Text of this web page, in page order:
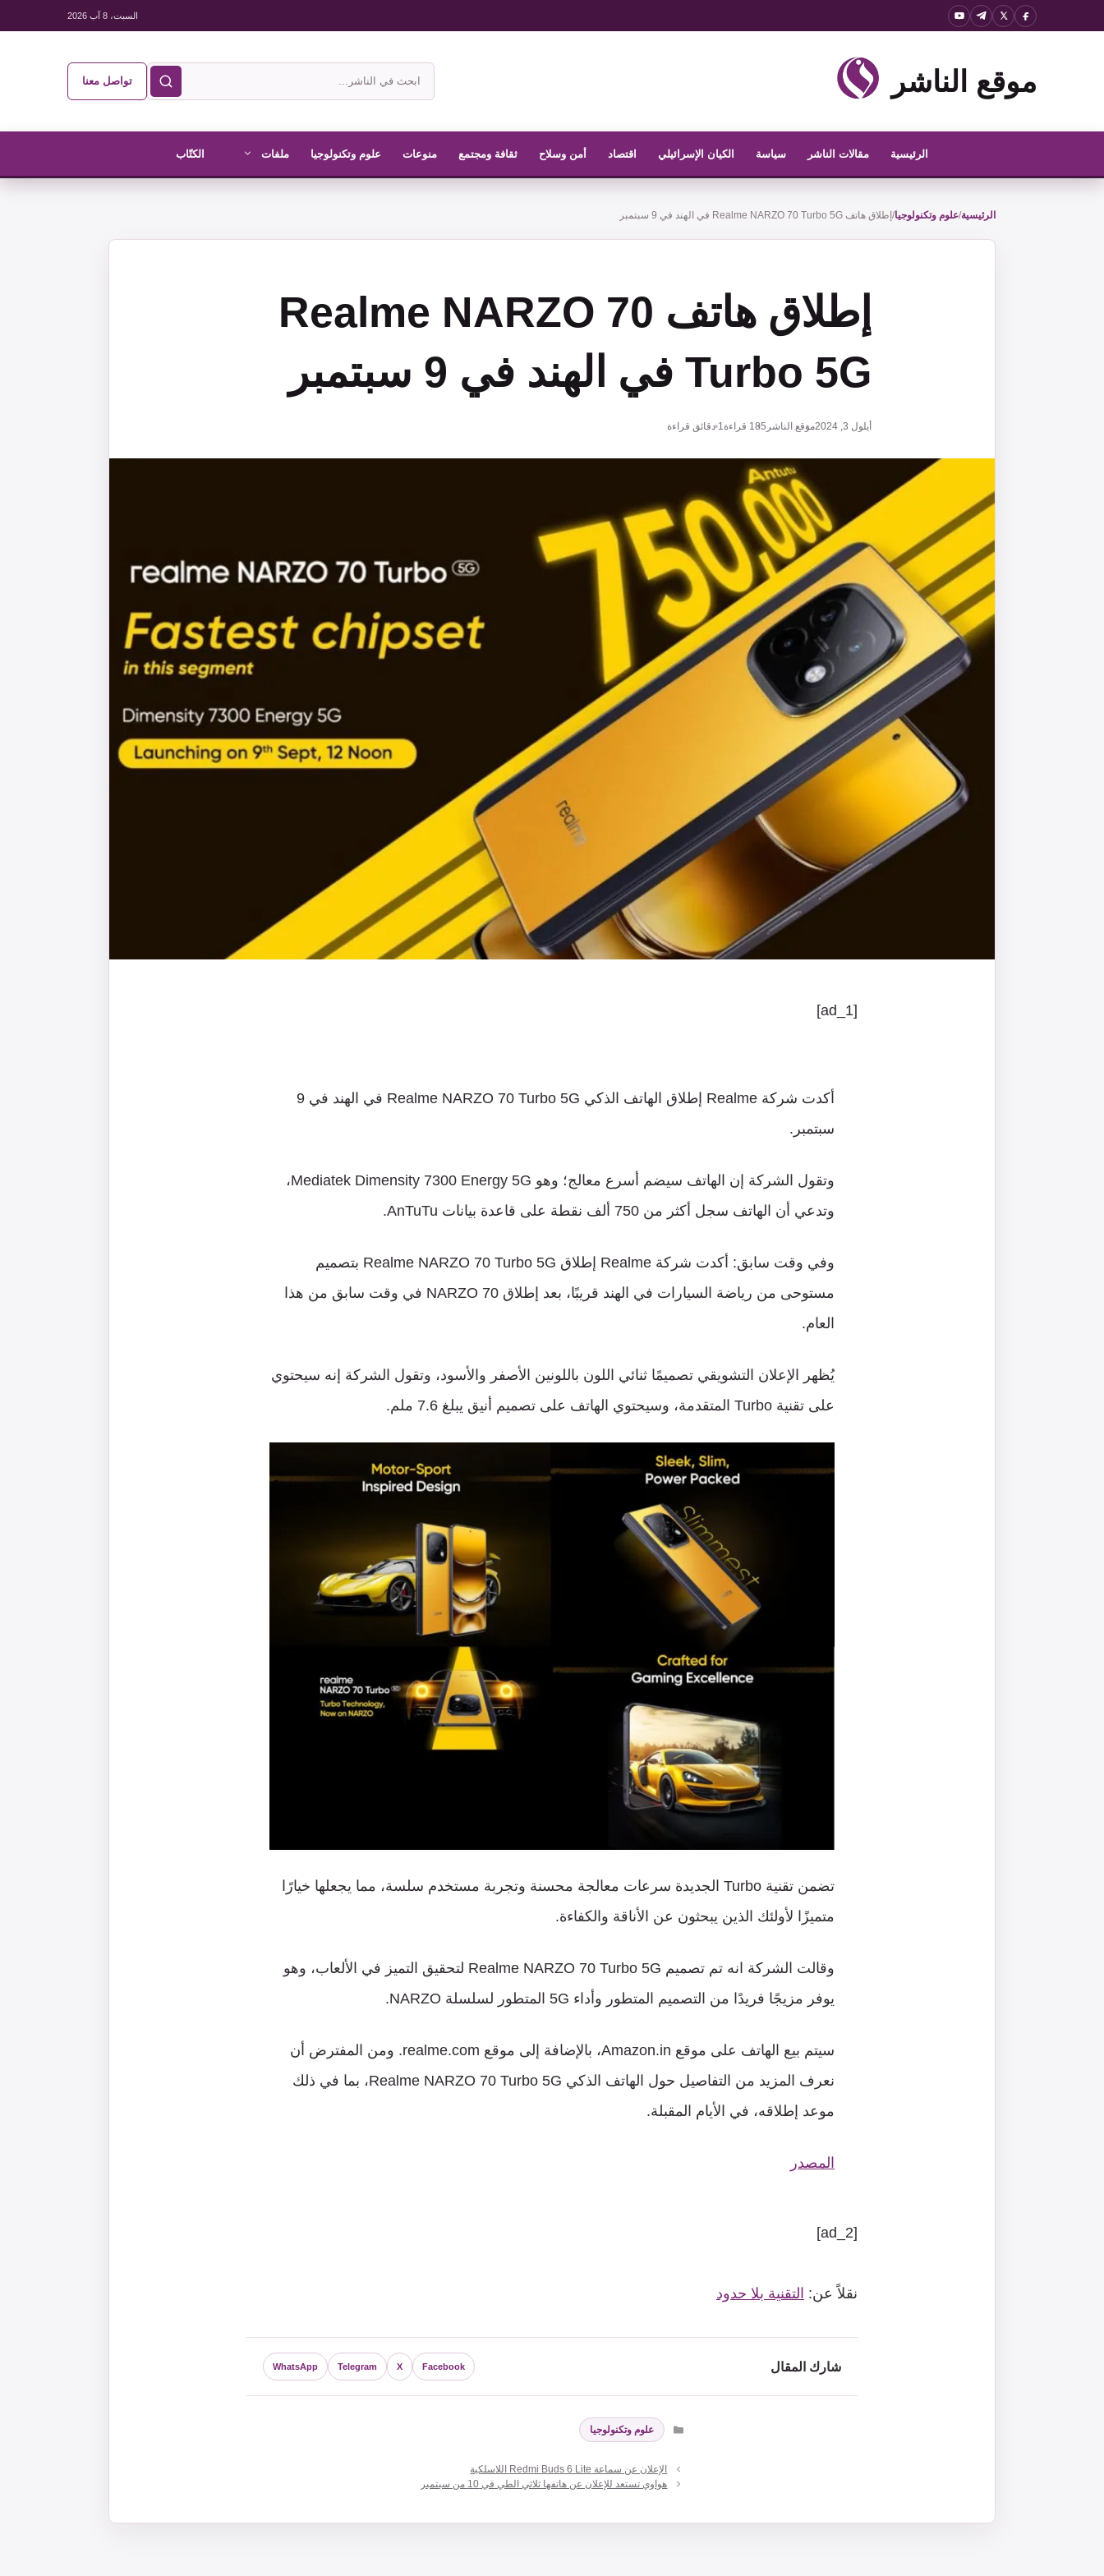
السبت، 8 آب 2026
موقع الناشر
ابحث
في
الناشر
تواصل معنا
الرئيسية مقالات الناشر سياسة الكيان الإسرائيلي اقتصاد أمن وسلاح ثقافة ومجتمع منوعات علوم وتكنولوجيا ملفات الكتّاب
الرئيسية/علوم وتكنولوجيا/ إطلاق هاتف Realme NARZO 70 Turbo 5G في الهند في 9 سبتمبر
إطلاق هاتف Realme NARZO 70
Turbo 5G في الهند في 9 سبتمبر
أيلول 3, 2024 موقع الناشر 185 قراءة1 دقائق قراءة
[ad_1]
أكدت شركة إطلاق الهاتف الذكي في الهند في
سبتمبر .
وتقول الشركة إن الهاتف سيضم أسرع معالج؛ وهو
،
وتدعي أن الهاتف سجل أكثر من ألف نقطة على قاعدة بيانات
وفي وقت سابق: أكدت شركة إطلاق
بتصميم
مستوحى من رياضة السيارات في الهند قريبًا، بعد إطلاق في وقت سابق من هذا
العام.
يُظهر الإعلان التشويقي تصميمًا ثنائي اللون باللونين الأصفر والأسود، وتقول الشركة إنه سيحتوي
على تقنية المتقدمة، وسيحتوي الهاتف على تصميم أنيق يبلغ ملم.
تضمن تقنية الجديدة سرعات معالجة محسنة وتجربة مستخدم سلسة، مما يجعلها خيارًا
متميزًا لأولئك الذين يبحثون عن الأناقة والكفاءة.
وقالت الشركة انه تم تصميم لتحقيق التميز في الألعاب، وهو
يوفر مزيجًا فريدًا من التصميم المتطور وأداء المتطور لسلسلة
سيتم بيع الهاتف على موقع ، بالإضافة إلى موقع ومن المفترض أن
نعرف المزيد من التفاصيل حول الهاتف الذكي ، بما في ذلك
موعد إطلاقه، في الأيام المقبلة.
المصدر
[ad_2]
نقلاً عن: التقنية بلا حدود
شارك المقال Facebook
X
Telegram
WhatsApp
التصنيفات
علوم وتكنولوجيا
الإعلان عن سماعة Redmi Buds 6 Lite اللاسلكية
هواوي تستعد للإعلان عن هاتفها ثلاثي الطي في 10 من سبتمبر